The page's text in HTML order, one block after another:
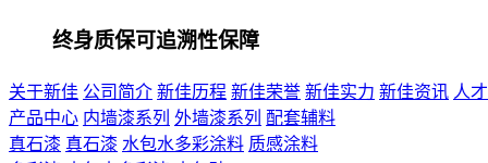
终身质保可追溯性保障
关于新佳 公司简介 新佳历程 新佳荣誉 新佳实力 新佳资讯 人
产品中心 内墙漆系列 外墙漆系列 配套辅料
真石漆 真石漆 水包水多彩涂料 质感涂料